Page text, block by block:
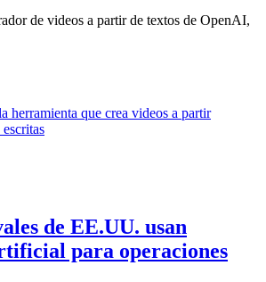
de videos a partir de textos de OpenAI,
de EE.UU. usan
para operaciones